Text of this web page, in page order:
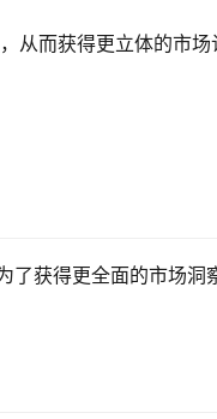
从而获得更立体的市
了获得更全面的市场洞